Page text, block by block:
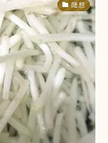
随想